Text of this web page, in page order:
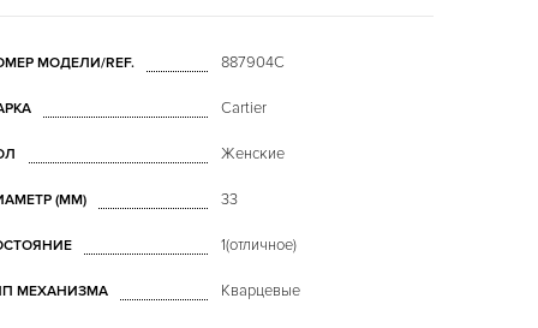
МОДЕЛИ/REF. 887904C
Cartier
Женские
(MM) 33
1(отличное)
МЕХАНИЗМА Кварцевые